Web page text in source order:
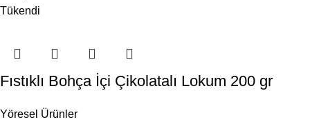
Tükendi
Fıstıklı Bohça İçi Çikolatalı Lokum 200 gr
Yöresel Ürünler